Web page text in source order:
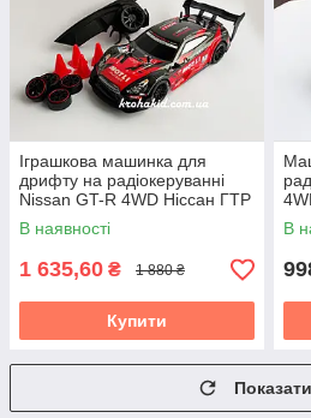
Іграшкова машинка для
дрифту на радіокеруванні
Nissan GT-R 4WD Ніссан ГТР
на радіокеруванні дріфт
В наявності
1 635,60 ₴ 1 880 ₴
Купити
В